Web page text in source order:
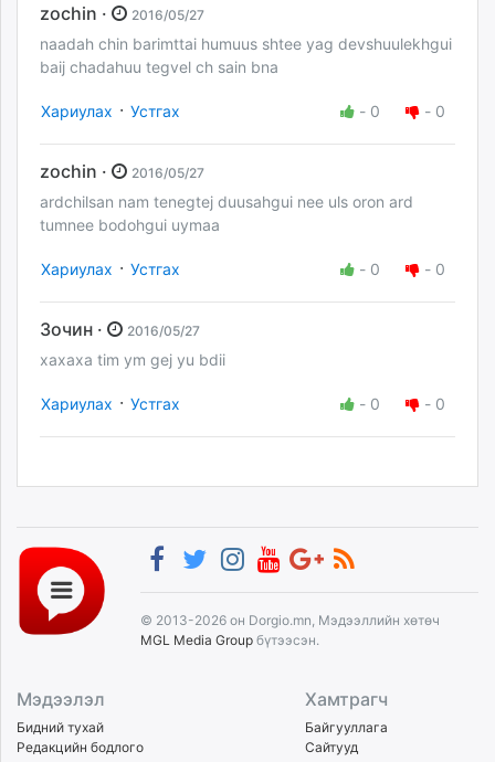
zochin · 2016/05/27
naadah chin barimttai humuus shtee yag devshuulekhgui
baij chadahuu tegvel ch sain bna
Хариулах · Устгах - 0 - 0
zochin · 2016/05/27
ardchilsan nam tenegtej duusahgui nee uls oron ard
tumnee bodohgui uymaa
Хариулах · Устгах - 0 - 0
Зочин · 2016/05/27
xaxaxa tim ym gej yu bdii
Хариулах · Устгах - 0 - 0
© 2013-2026 он Dorgio.mn, Мэдээллийн хөтөч
MGL Media Group бүтээсэн.
Мэдээлэл
Бидний тухай
Редакцийн бодлого
Хамтрагч
Байгууллага
Сайтууд